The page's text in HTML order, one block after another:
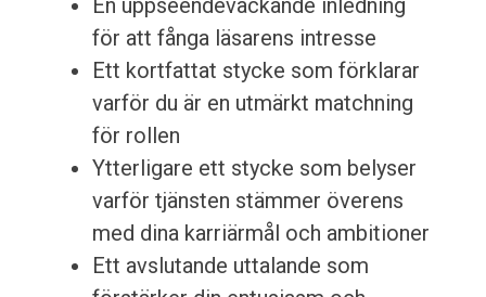
En uppseendeväckande inledning
för att fånga läsarens intresse
Ett kortfattat stycke som förklarar
varför du är en utmärkt matchning
för rollen
Ytterligare ett stycke som belyser
varför tjänsten stämmer överens
med dina karriärmål och ambitioner
Ett avslutande uttalande som